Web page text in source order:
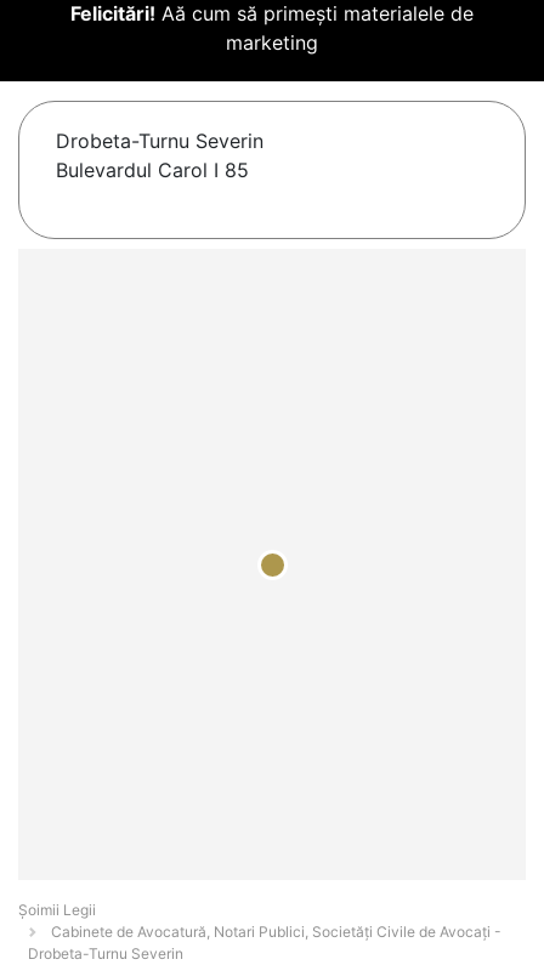
Felicitări! Aă cum să primești materialele de
marketing
Drobeta-Turnu Severin
Bulevardul Carol I 85
Șoimii Legii
Cabinete de Avocatură, Notari Publici, Societăți Civile de Avocați -
Drobeta-Turnu Severin